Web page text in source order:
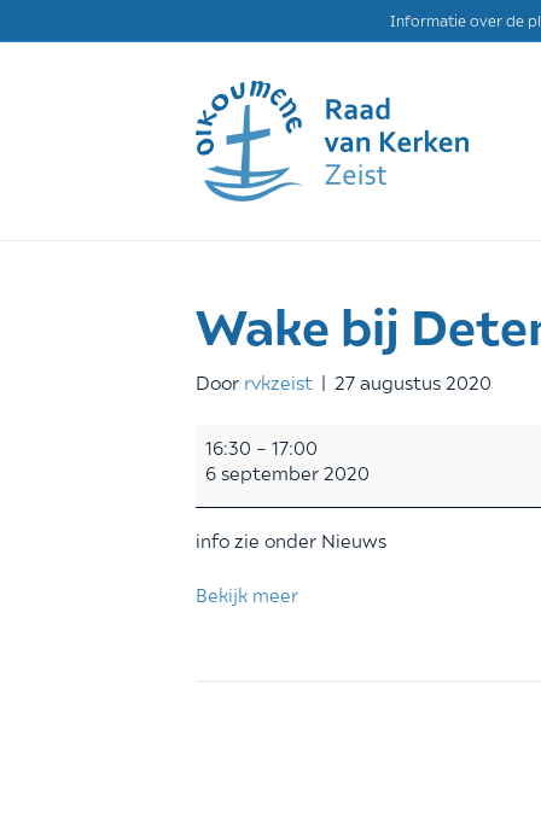
Informatie over de
Wake bij
Door rvkzeist | 27 augustus 2020
Wake
bij
Detentiecentrum
Zeist
16:30 – 17:00
6 september 2020
info zie onder Nieuws
Bekijk meer